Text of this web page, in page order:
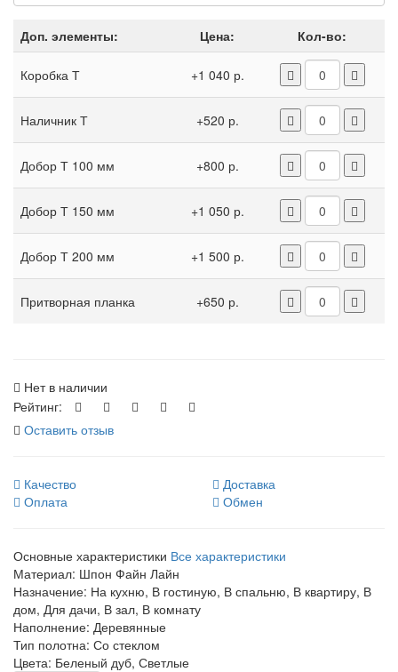
Доп. элементы: Цена: Кол-во:
Коробка Т +1 040 р.
Наличник Т +520 р.
Добор Т 100 мм +800 р.
Добор Т 150 мм +1 050 р.
Добор Т 200 мм +1 500 р.
Притворная планка +650 р.
Нет в наличии
Рейтинг:
Оставить отзыв
Качество
Доставка
Оплата
Обмен
Основные характеристики Все характеристики
Материал: Шпон Файн Лайн
Назначение: На кухню, В гостиную, В спальню, В квартиру, В
дом, Для дачи, В зал, В комнату
Наполнение: Деревянные
Тип полотна: Со стеклом
Цвета: Беленый дуб, Светлые